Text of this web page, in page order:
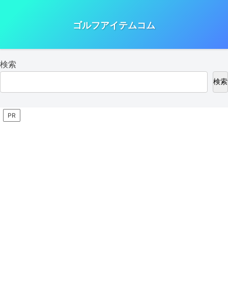
ゴルフアイテムコム
検索
検索
PR